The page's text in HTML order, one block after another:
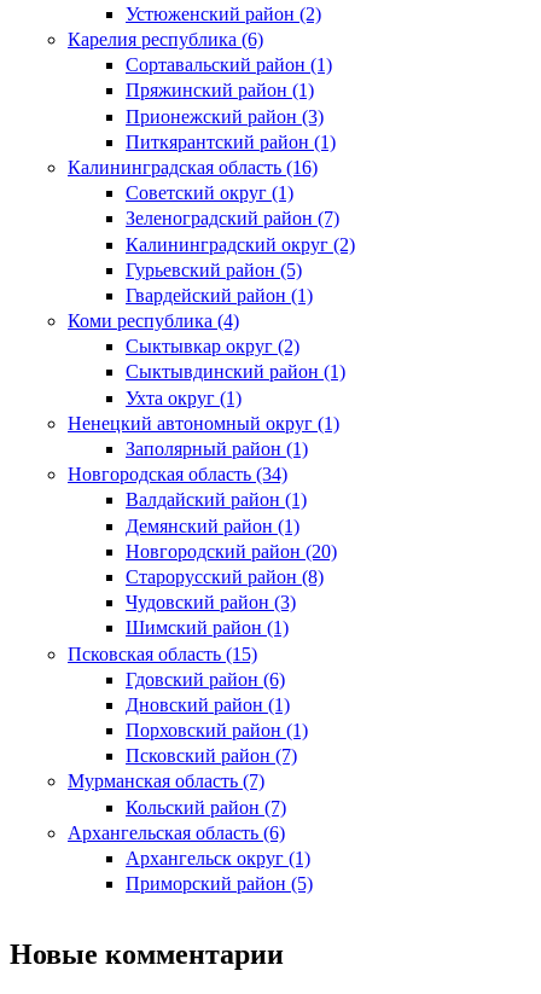
Устюженский район (2)
Карелия республика (6)
Сортавальский район (1)
Пряжинский район (1)
Прионежский район (3)
Питкярантский район (1)
Калининградская область (16)
Советский округ (1)
Зеленоградский район (7)
Калининградский округ (2)
Гурьевский район (5)
Гвардейский район (1)
Коми республика (4)
Сыктывкар округ (2)
Сыктывдинский район (1)
Ухта округ (1)
Ненецкий автономный округ (1)
Заполярный район (1)
Новгородская область (34)
Валдайский район (1)
Демянский район (1)
Новгородский район (20)
Старорусский район (8)
Чудовский район (3)
Шимский район (1)
Псковская область (15)
Гдовский район (6)
Дновский район (1)
Порховский район (1)
Псковский район (7)
Мурманская область (7)
Кольский район (7)
Архангельская область (6)
Архангельск округ (1)
Приморский район (5)
Новые комментарии